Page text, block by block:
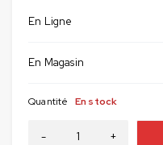
En Ligne
En Magasin
Quantité En stock